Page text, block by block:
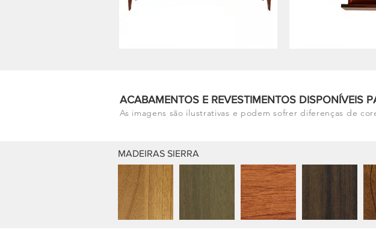
ACABAMENTOS E REVESTIMENTOS DISPONÍVEIS
As imagens são ilustrativas e podem sofrer diferenças de
MADEIRAS SIERRA